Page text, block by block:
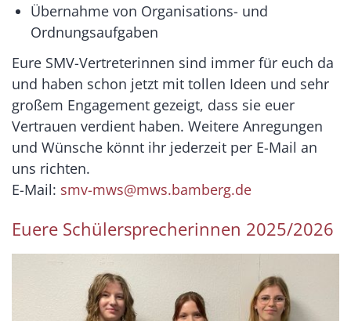
Übernahme von Organisations- und
Ordnungsaufgaben
Eure SMV-Vertreterinnen sind immer für euch da
und haben schon jetzt mit tollen Ideen und sehr
großem Engagement gezeigt, dass sie euer
Vertrauen verdient haben. Weitere Anregungen
und Wünsche könnt ihr jederzeit per E-Mail an
uns richten.
E-Mail: smv-mws@mws.bamberg.de
Euere Schülersprecherinnen 2025/2026